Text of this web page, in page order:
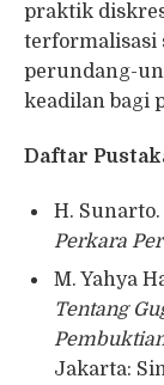
praktik
terformalisasi
perundang-
keadilan bagi
Daftar
H. Sunarto.
Perkara
M. Yahya
Tentang
Jakarta: